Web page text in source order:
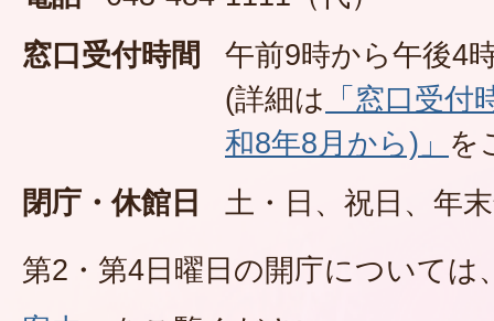
窓口受付時間
午前9時から午後4
(詳細は 「窓口受
和8年8月から)」 を
閉庁・休館日
土・日、祝日、年
第2・第4日曜日の開庁については